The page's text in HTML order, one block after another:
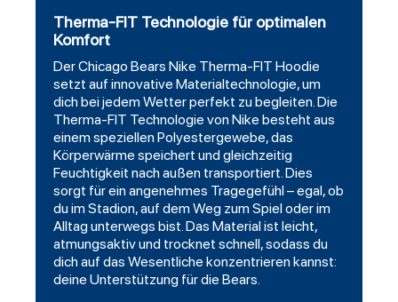
Therma-FIT Technologie für optimalen
Komfort
Der Chicago Bears Nike Therma-FIT Hoodie
setzt auf innovative Materialtechnologie, um
dich bei jedem Wetter perfekt zu begleiten. Die
Therma-FIT Technologie von Nike besteht aus
einem speziellen Polyestergewebe, das
Körperwärme speichert und gleichzeitig
Feuchtigkeit nach außen transportiert. Dies
sorgt für ein angenehmes Tragegefühl – egal, ob
du im Stadion, auf dem Weg zum Spiel oder im
Alltag unterwegs bist. Das Material ist leicht,
atmungsaktiv und trocknet schnell, sodass du
dich auf das Wesentliche konzentrieren kannst:
deine Unterstützung für die Bears.